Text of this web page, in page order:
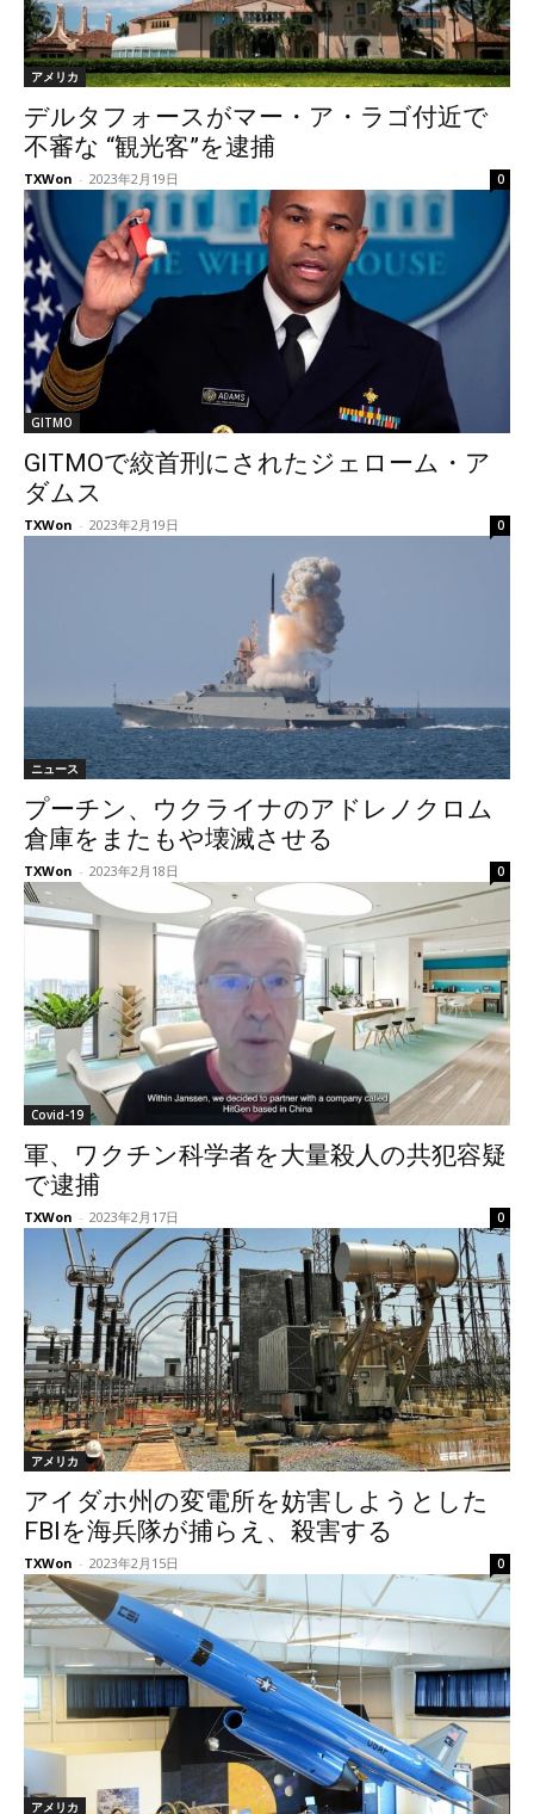
アメリカ
デルタフォースがマー・ア・ラゴ付近で
不審な “観光客”を逮捕
TXWon - 2023年2月19日 0
GITMO
GITMOで絞首刑にされたジェローム・ア
ダムス
TXWon - 2023年2月19日 0
ニュース
プーチン、ウクライナのアドレノクロム
倉庫をまたもや壊滅させる
TXWon - 2023年2月18日 0
Covid-19
軍、ワクチン科学者を大量殺人の共犯容疑
で逮捕
TXWon - 2023年2月17日 0
アメリカ
アイダホ州の変電所を妨害しようとした
FBIを海兵隊が捕らえ、殺害する
TXWon - 2023年2月15日 0
アメリカ